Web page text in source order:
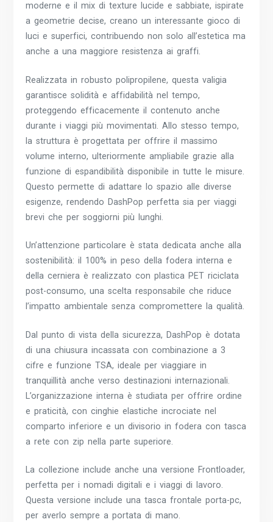
moderne e il mix di texture lucide e sabbiate, ispirate
a geometrie decise, creano un interessante gioco di
luci e superfici, contribuendo non solo all’estetica ma
anche a una maggiore resistenza ai graffi.
Realizzata in robusto polipropilene, questa valigia
garantisce solidità e affidabilità nel tempo,
proteggendo efficacemente il contenuto anche
durante i viaggi più movimentati. Allo stesso tempo,
la struttura è progettata per offrire il massimo
volume interno, ulteriormente ampliabile grazie alla
funzione di espandibilità disponibile in tutte le misure.
Questo permette di adattare lo spazio alle diverse
esigenze, rendendo DashPop perfetta sia per viaggi
brevi che per soggiorni più lunghi.
Un’attenzione particolare è stata dedicata anche alla
sostenibilità: il 100% in peso della fodera interna e
della cerniera è realizzato con plastica PET riciclata
post-consumo, una scelta responsabile che riduce
l’impatto ambientale senza compromettere la qualità.
Dal punto di vista della sicurezza, DashPop è dotata
di una chiusura incassata con combinazione a 3
cifre e funzione TSA, ideale per viaggiare in
tranquillità anche verso destinazioni internazionali.
L’organizzazione interna è studiata per offrire ordine
e praticità, con cinghie elastiche incrociate nel
comparto inferiore e un divisorio in fodera con tasca
a rete con zip nella parte superiore.
La collezione include anche una versione Frontloader,
perfetta per i nomadi digitali e i viaggi di lavoro.
Questa versione include una tasca frontale porta-pc,
per averlo sempre a portata di mano.